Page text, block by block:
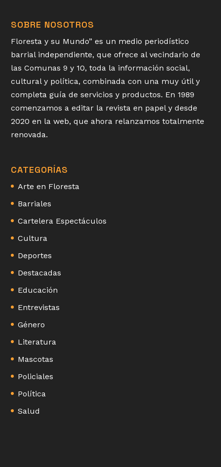
SOBRE NOSOTROS
Floresta y su Mundo” es un medio periodístico
barrial independiente, que ofrece al vecindario de
las Comunas 9 y 10, toda la información social,
cultural y política, combinada con una muy útil y
completa guía de servicios y productos. En 1989
comenzamos a editar la revista en papel y desde
2020 en la web, que ahora relanzamos totalmente
renovada.
CATEGORÍAS
Arte en Floresta
Barriales
Cartelera Espectáculos
Cultura
Deportes
Destacadas
Educación
Entrevistas
Género
Literatura
Mascotas
Policiales
Política
Salud